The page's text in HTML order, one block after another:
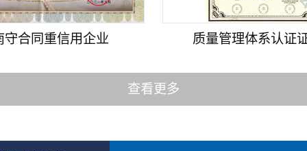
守合同重信用企业 质量管理体系认证
查看更多